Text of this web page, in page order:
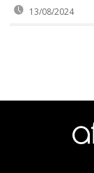
13/08/2024